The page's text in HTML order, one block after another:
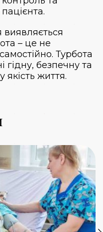
виявляється
– це не
Турбота
безпечну та
життя.